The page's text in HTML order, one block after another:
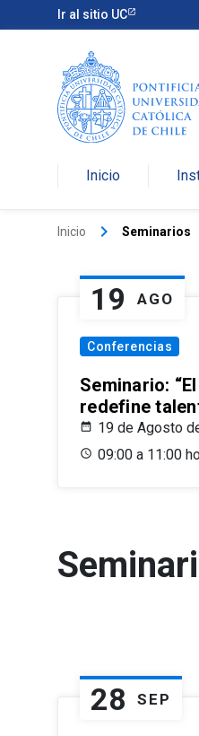
Ir al sitio UC
Inicio
Inicio keyboard_arrow_right Seminarios
19 AGO
Conferencias
Seminario:
redefine
19 de Agosto
09:00 a 11:00
28 SEP